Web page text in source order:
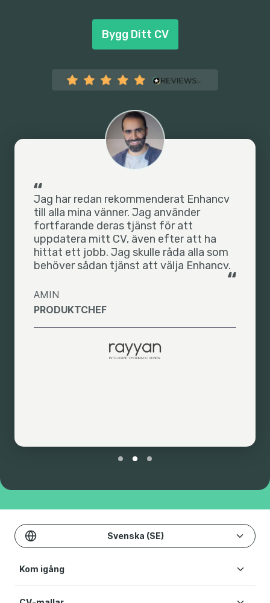
Jag har redan rekommenderat Enhancv
till alla mina vänner. Jag använder
fortfarande deras tjänst för att
uppdatera mitt CV, även efter att ha
hittat ett jobb. Jag skulle råda alla som
behöver sådan tjänst att välja Enhancv.
AMIN
PRODUKTCHEF
Bygg Ditt CV
Svenska (SE)
Kom igång